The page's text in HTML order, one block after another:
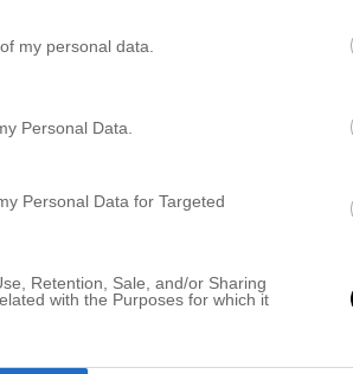
my personal data.
Personal Data.
Personal Data for Targeted
Retention, Sale, and/or Sharing
with the Purposes for which it
denna gång. Så underbart där